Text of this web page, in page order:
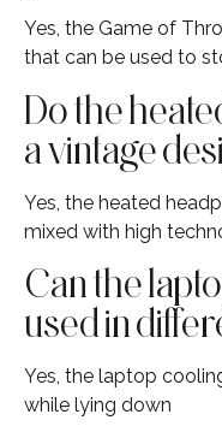
Yes, the Game of
that can be used to
Do the
a vintage
Yes, the heated
mixed with high
Can the
used in
Yes, the laptop
while lying down